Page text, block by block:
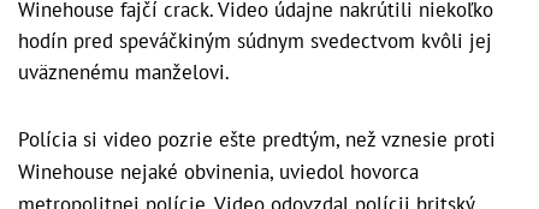
Winehouse fajčí crack. Video údajne nakrútili niekoľko
hodín pred speváčkiným súdnym svedectvom kvôli jej
uväznenému manželovi.
Polícia si video pozrie ešte predtým, než vznesie proti
Winehouse nejaké obvinenia, uviedol hovorca